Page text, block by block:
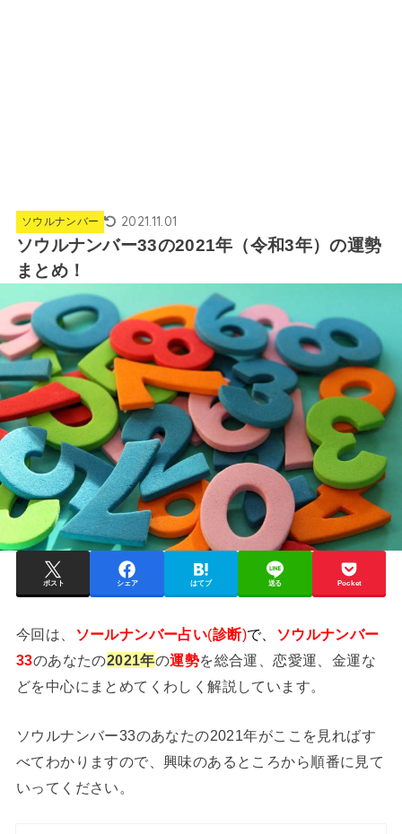
ソウルナンバー 2021.11.01
ソウルナンバー33の2021年（令和3年）の運勢
まとめ！
ポスト シェア はてブ 送る Pocket
今回は、 ソールナンバー占い(診断)で、
ソウルナンバー
33のあなたの2021年の運勢を総合運、恋愛運、金運な
どを中心にまとめてくわしく解説しています。
ソウルナンバー33のあなたの2021年がここを見ればす
べてわかりますので、興味のあるところから順番に見て
いってください。